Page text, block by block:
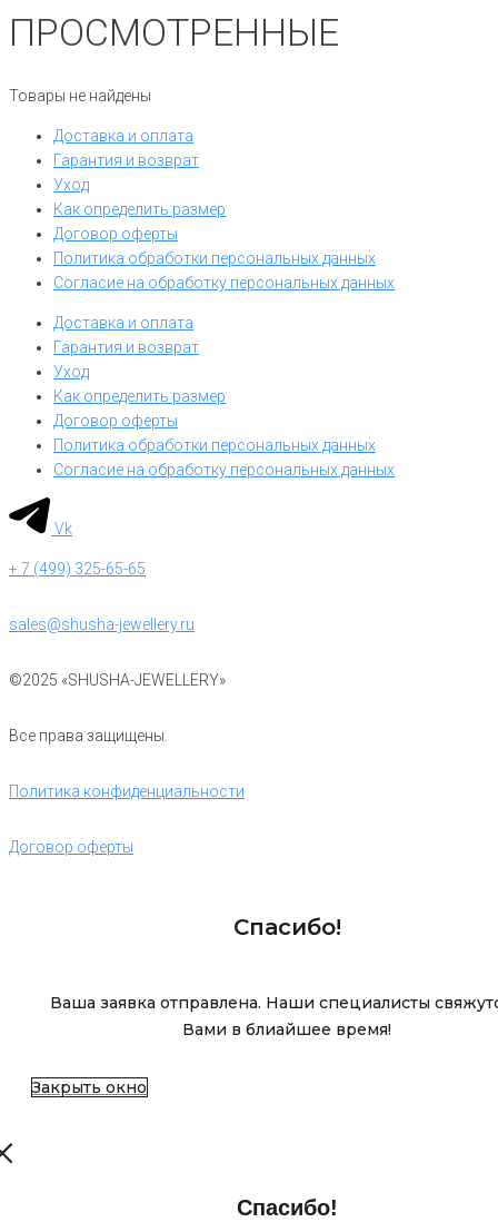
Опции
странице
товара.
ПРОСМОТРЕННЫЕ
Товары не найдены
Доставка и оплата
Гарантия и возврат
Уход
Как определить размер
Договор оферты
Политика обработки персональных данных
Согласие на обработку персональных данных
Доставка и оплата
Гарантия и возврат
Уход
Как определить размер
Договор оферты
Политика обработки персональных данных
Согласие на обработку персональных данных
Vk
+ 7 (499) 325-65-65
sales@shusha-jewellery.ru
©2025 «SHUSHA-JEWELLERY»
Все права защищены.
Политика конфиденциальности
Договор оферты
Спасибо!
Ваша заявка отправлена. Наши специалисты
Вами в блиайшее время!
Закрыть окно
Спасибо!